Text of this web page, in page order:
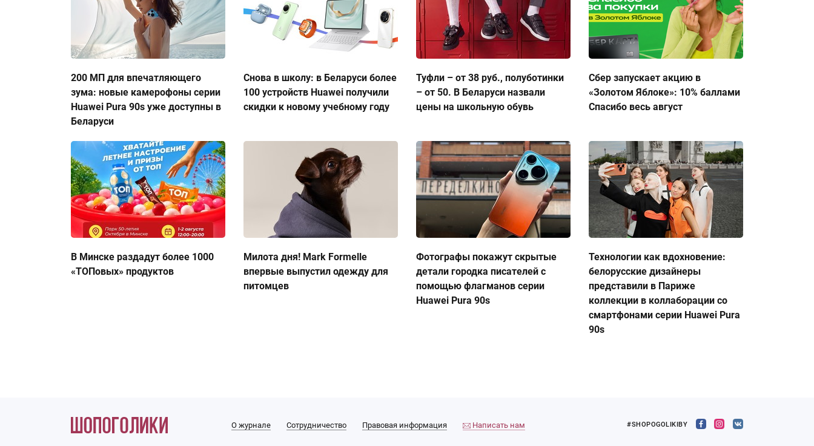
200 МП для впечатляющего
зума: новые камерофоны серии
Huawei Pura 90s уже доступны в
Беларуси
Снова в школу: в Беларуси более
100 устройств Huawei получили
скидки к новому учебному году
Туфли – от 38 руб., полуботинки
– от 50. В Беларуси назвали
цены на школьную обувь
Сбер запускает акцию в
«Золотом Яблоке»: 10% баллами
Спасибо весь август
В Минске раздадут более 1000
«ТОПовых» продуктов
Милота дня! Mark Formelle
впервые выпустил одежду для
питомцев
Фотографы покажут скрытые
детали городка писателей с
помощью флагманов серии
Huawei Pura 90s
Технологии как вдохновение:
белорусские дизайнеры
представили в Париже
коллекции в коллаборации со
смартфонами серии Huawei Pura
90s
О журнале Сотрудничество Правовая информация Написать нам #SHOPOGOLIKIBY